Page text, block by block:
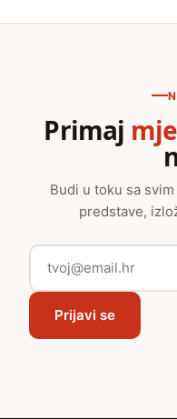
Primaj
Budi u toku sa
predstave,
Prijavi se